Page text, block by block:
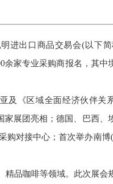
进出口商品交易会(以下简
余家专业采购商报名，其中
《区域全面经济伙伴关系
家展团亮相；德国、巴西、
购对接中心；首次举办南博
品咖啡等领域。此次展会